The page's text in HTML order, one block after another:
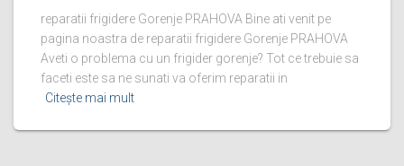
reparatii frigidere Gorenje PRAHOVA Bine ati venit pe
pagina noastra de reparatii frigidere Gorenje PRAHOVA
Aveti o problema cu un frigider gorenje? Tot ce trebuie sa
faceti este sa ne sunati va oferim reparatii in
Citește mai mult